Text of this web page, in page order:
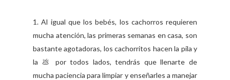
1. Al igual que los bebés, los cachorros requieren
mucha atención, las primeras semanas en casa, son
bastante agotadoras, los cachorritos hacen la pila y
la 💩 por todos lados, tendrás que llenarte de
mucha paciencia para limpiar y enseñarles a manejar